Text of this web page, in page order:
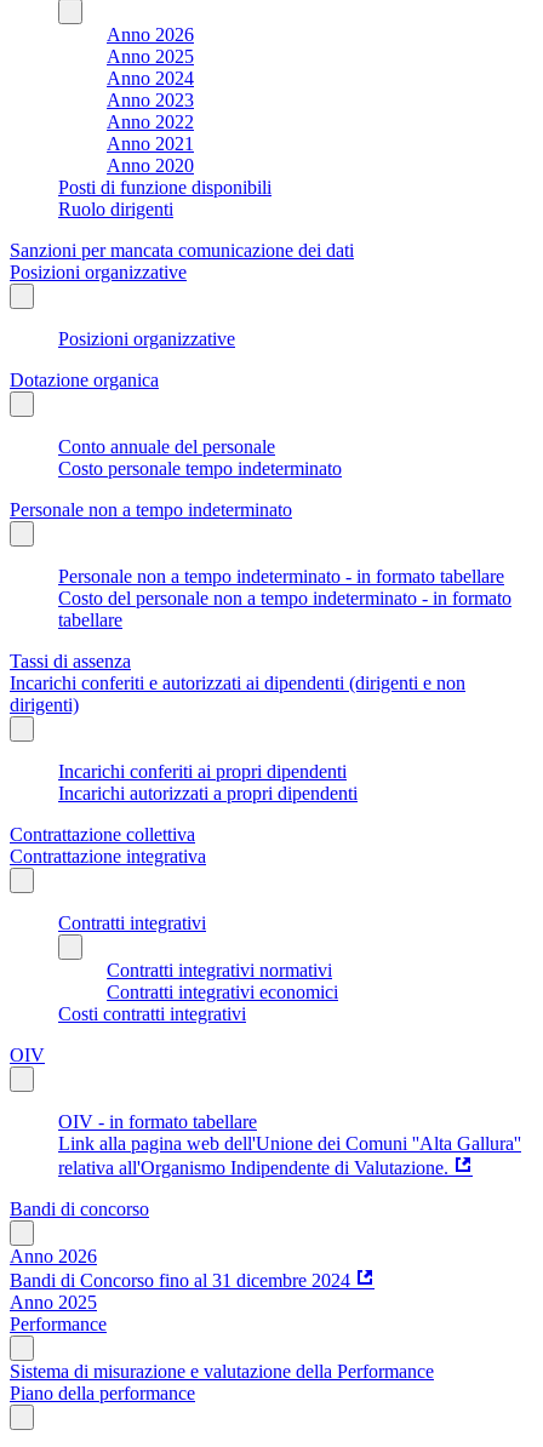
Anno 2026
Anno 2025
Anno 2024
Anno 2023
Anno 2022
Anno 2021
Anno 2020
Posti di funzione disponibili
Ruolo dirigenti
Sanzioni per mancata comunicazione dei dati
Posizioni organizzative
Posizioni organizzative
Dotazione organica
Conto annuale del personale
Costo personale tempo indeterminato
Personale non a tempo indeterminato
Personale non a tempo indeterminato - in formato tabellare
Costo del personale non a tempo indeterminato - in formato
tabellare
Tassi di assenza
Incarichi conferiti e autorizzati ai dipendenti (dirigenti e non
dirigenti)
Incarichi conferiti ai propri dipendenti
Incarichi autorizzati a propri dipendenti
Contrattazione collettiva
Contrattazione integrativa
Contratti integrativi
Contratti integrativi normativi
Contratti integrativi economici
Costi contratti integrativi
OIV
OIV - in formato tabellare
Link alla pagina web dell'Unione dei Comuni ''Alta Gallura''
relativa all'Organismo Indipendente di Valutazione.
Bandi di concorso
Anno 2026
Bandi di Concorso fino al 31 dicembre 2024
Anno 2025
Performance
Sistema di misurazione e valutazione della Performance
Piano della performance